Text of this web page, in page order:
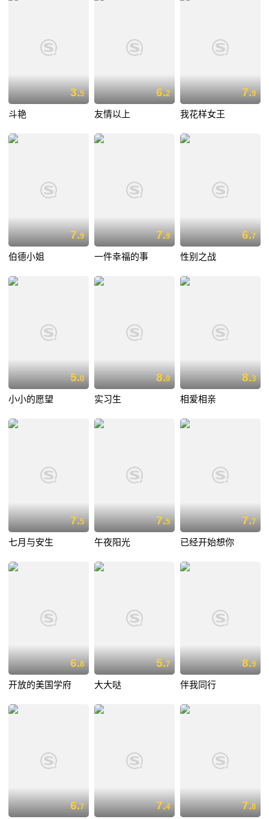
3.5
斗艳
6.2
友情以上
7.9
我花样女王
7.9
伯德小姐
7.9
一件幸福的事
6.7
性别之战
5.0
小小的愿望
8.0
实习生
8.3
相爱相亲
7.5
七月与安生
7.5
午夜阳光
7.7
已经开始想你
6.8
开放的美国学府
5.7
大大哒
8.9
伴我同行
6.7 7.4 7.8